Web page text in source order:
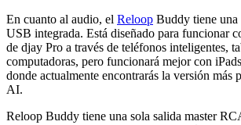
En cuanto al audio, el Reloop Buddy tiene
USB integrada. Está diseñado para funcionar
de djay Pro a través de teléfonos inteligentes,
computadoras, pero funcionará mejor con
donde actualmente encontrarás la versión más
AI.
Reloop Buddy tiene una sola salida master